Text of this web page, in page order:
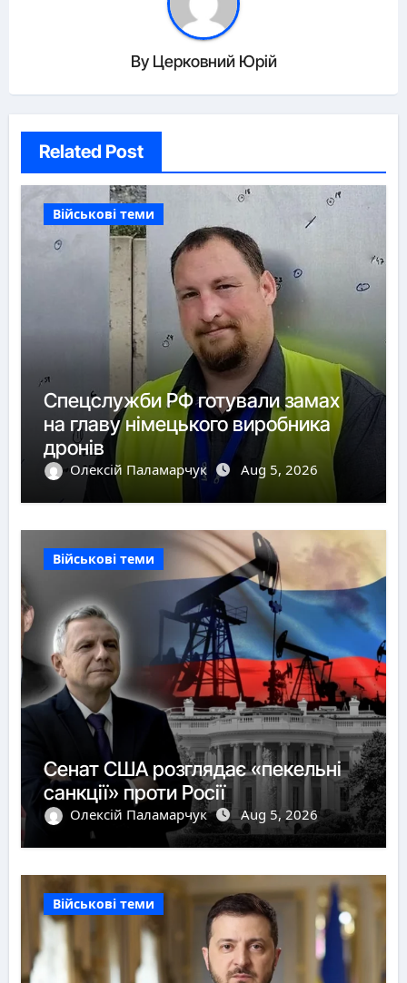
By Церковний Юрій
Related Post
Військові теми
Спецслужби РФ готували замах
на главу німецького виробника
дронів
Олексій Паламарчук Aug 5, 2026
Військові теми
Сенат США розглядає «пекельні
санкції» проти Росії
Олексій Паламарчук Aug 5, 2026
Військові теми